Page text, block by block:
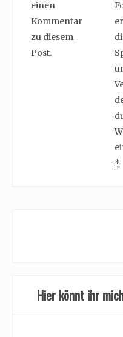
einen
Kommentar
zu diesem
Post.
*
Hier könnt ihr